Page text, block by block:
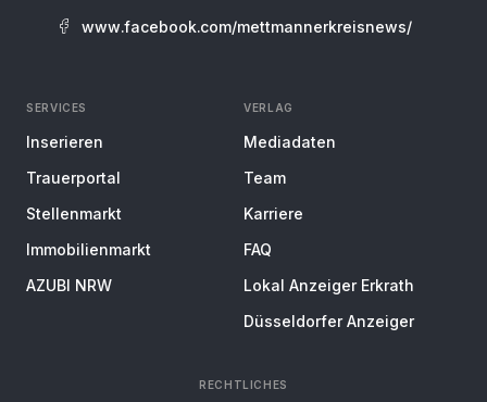
www.facebook.com/mettmannerkreisnews/
SERVICES
Inserieren
Trauerportal
Stellenmarkt
Immobilienmarkt
AZUBI NRW
VERLAG
Mediadaten
Team
Karriere
FAQ
Lokal Anzeiger Erkrath
Düsseldorfer Anzeiger
RECHTLICHES